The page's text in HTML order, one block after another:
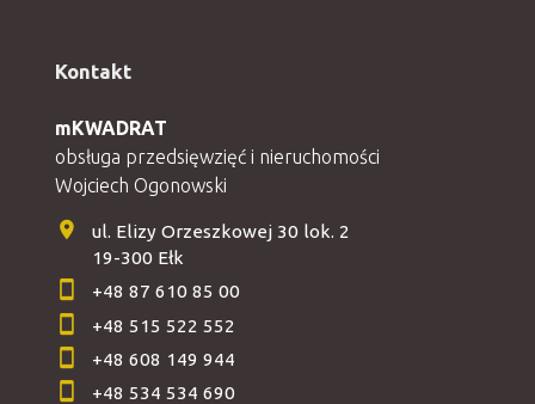
Kontakt
mKWADRAT
obsługa przedsięwzięć i nieruchomości
Wojciech Ogonowski
ul. Elizy Orzeszkowej 30 lok. 2
19-300 Ełk
+48 87 610 85 00
+48 515 522 552
+48 608 149 944
+48 534 534 690